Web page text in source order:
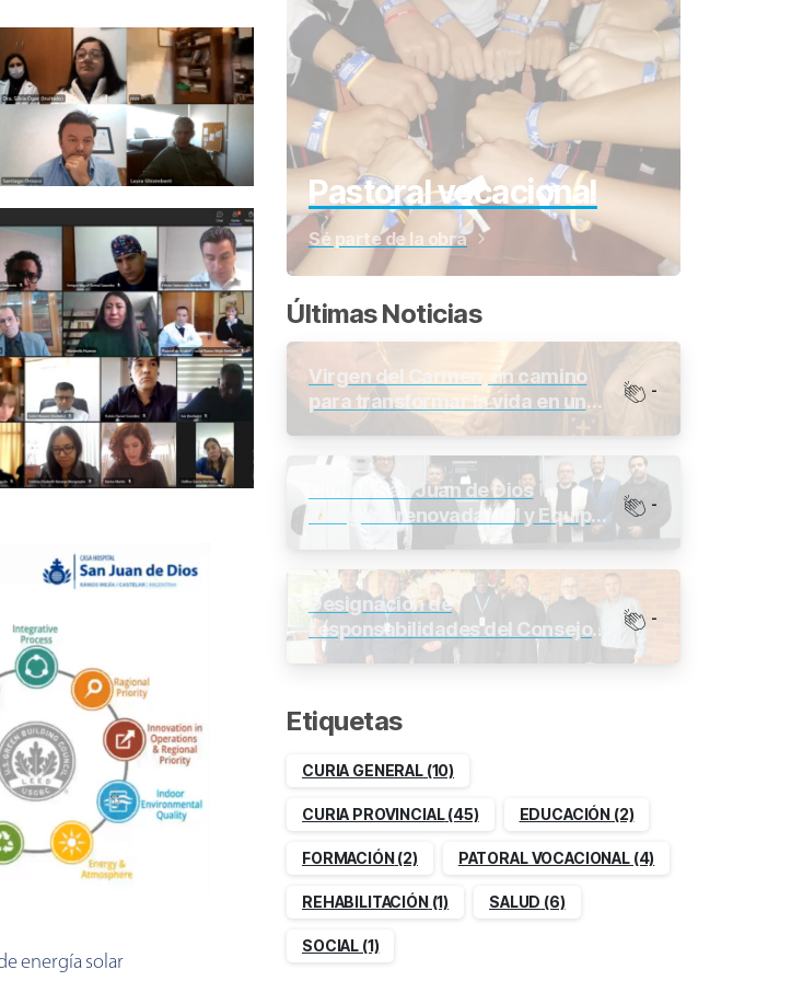
energía solar
Pastoral vocacional
Sé parte de la obra
Últimas Noticias
Virgen del Carmen, un camino
para transformar la vida en un
mundo cambiante
-
Clínica San Juan de Dios
inaugura renovada UCI y Equipos
de última generación
-
Designación de
responsabilidades del Consejo
Provincial 2026-2030
-
Etiquetas
CURIA GENERAL(10)
CURIA PROVINCIAL(45) EDUCACIÓN (2)
FORMACIÓN(2) PATORAL VOCACIONAL(4)
REHABILITACIÓN(1) SALUD (6)
SOCIAL (1)